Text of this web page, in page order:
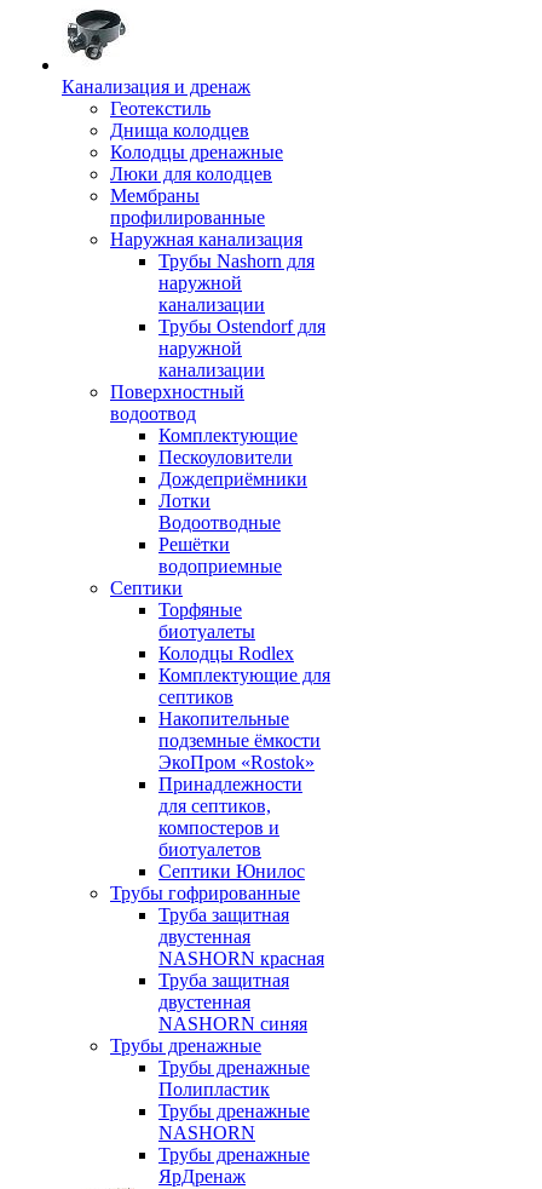
Канализация и дренаж
Геотекстиль
Днища колодцев
Колодцы дренажные
Люки для колодцев
Мембраны
профилированные
Наружная канализация
Трубы Nashorn для
наружной
канализации
Трубы Ostendorf для
наружной
канализации
Поверхностный
водоотвод
Комплектующие
Пескоуловители
Дождеприёмники
Лотки
Водоотводные
Решётки
водоприемные
Септики
Торфяные
биотуалеты
Колодцы Rodlex
Комплектующие для
септиков
Накопительные
подземные ёмкости
ЭкоПром «Rostok»
Принадлежности
для септиков,
компостеров и
биотуалетов
Септики Юнилос
Трубы гофрированные
Труба защитная
двустенная
NASHORN красная
Труба защитная
двустенная
NASHORN синяя
Трубы дренажные
Трубы дренажные
Полипластик
Трубы дренажные
NASHORN
Трубы дренажные
ЯрДренаж